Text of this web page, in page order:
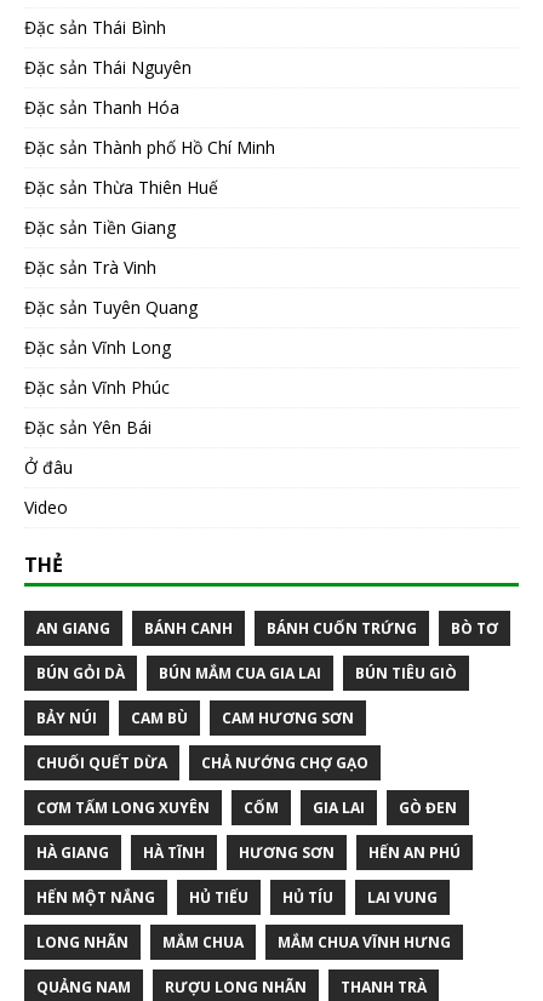
Đặc sản Thái Bình
Đặc sản Thái Nguyên
Đặc sản Thanh Hóa
Đặc sản Thành phố Hồ Chí Minh
Đặc sản Thừa Thiên Huế
Đặc sản Tiền Giang
Đặc sản Trà Vinh
Đặc sản Tuyên Quang
Đặc sản Vĩnh Long
Đặc sản Vĩnh Phúc
Đặc sản Yên Bái
Ở đâu
Video
THẺ
AN GIANG BÁNH CANH BÁNH CUỐN TRỨNG BÒ TƠ
BÚN GỎI DÀ BÚN MẮM CUA GIA LAI BÚN TIÊU GIÒ
BẢY NÚI CAM BÙ CAM HƯƠNG SƠN
CHUỐI QUẾT DỪA CHẢ NƯỚNG CHỢ GẠO
CƠM TẤM LONG XUYÊN CỐM GIA LAI GÒ ĐEN
HÀ GIANG HÀ TĨNH HƯƠNG SƠN HẾN AN PHÚ
HẾN MỘT NẮNG HỦ TIẾU HỦ TÍU LAI VUNG
LONG NHÃN MẮM CHUA MẮM CHUA VĨNH HƯNG
QUẢNG NAM RƯỢU LONG NHÃN THANH TRÀ